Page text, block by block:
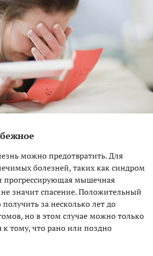
можно предотвратить. Для
болезней, таких как синдром
прогрессирующая мышечная
значит спасение. Положительный
за несколько лет до
но в этом случае можно только
к тому, что рано или поздно